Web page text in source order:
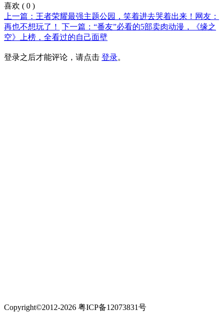
喜欢 ( 0 )
上一篇：王者荣耀最强主题公园，笑着进去哭着出来！网友：
再也不想玩了！
下一篇：“番友”必看的5部卖肉动漫，《缘之
空》上榜，全看过的自己面壁
登录之后才能评论，请点击 登录。
Copyright©2012-2026 粤ICP备12073831号